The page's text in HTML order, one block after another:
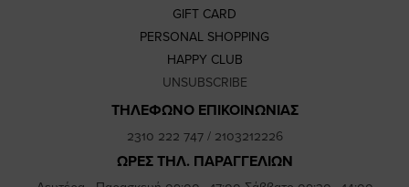
GIFT CARD
PERSONAL SHOPPING
HAPPY CLUB
UNSUBSCRIBE
ΤΗΛΕΦΩΝΟ ΕΠΙΚΟΙΝΩΝΙΑΣ
2310 222 747/ 2103212226
ΩΡΕΣ ΤΗΛ. ΠΑΡΑΓΓΕΛΙΩΝ